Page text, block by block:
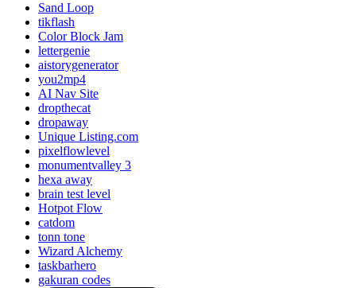
Sand Loop
tikflash
Color Block Jam
lettergenie
aistorygenerator
you2mp4
AI Nav Site
dropthecat
dropaway
Unique Listing.com
pixelflowlevel
monumentvalley 3
hexa away
brain test level
Hotpot Flow
catdom
tonn tone
Wizard Alchemy
taskbarhero
gakuran codes